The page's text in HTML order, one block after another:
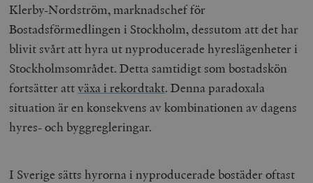
Klerby-Nordström, marknadschef för
Bostadsförmedlingen i Stockholm, dessutom att det har
blivit svårt att hyra ut nyproducerade hyreslägenheter i
Stockholmsområdet. Detta samtidigt som bostadskön
fortsätter attväxa i rekordtakt. Denna paradoxala
situation är en konsekvens av kombinationen av dagens
hyres- och byggregleringar.
I Sverige sätts hyrorna i nyproducerade bostäder oftast